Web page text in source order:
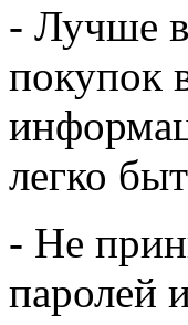
- Лучше
покупок
легко
- Не
паролей